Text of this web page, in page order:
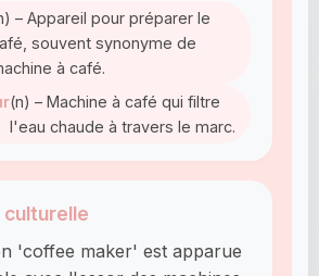
– Appareil pour préparer le
souvent synonyme de
à café.
(n) – Machine à café qui filtre
l'eau chaude à travers le marc.
'coffee maker' est apparue